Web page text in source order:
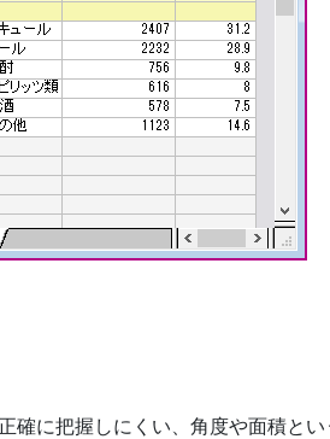
確に把握しにくい、角度や面積と